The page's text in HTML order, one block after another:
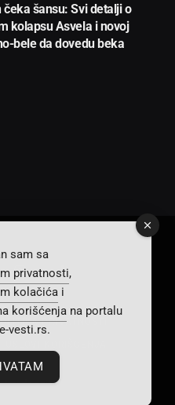
čeka šansu: Svi detalji o
kolapsu Asvela i novoj
bele da dovedu beka
InstagramTikTok
PRIVATNOSTI
Izrada sajtaProWeb
sam sa
privatnosti,
kolačića i
korišćenja na portalu
vesti.rs.